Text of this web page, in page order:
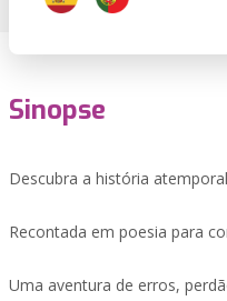
Sinopse
Descubra a história
Recontada em poesia para
Uma aventura de erros,